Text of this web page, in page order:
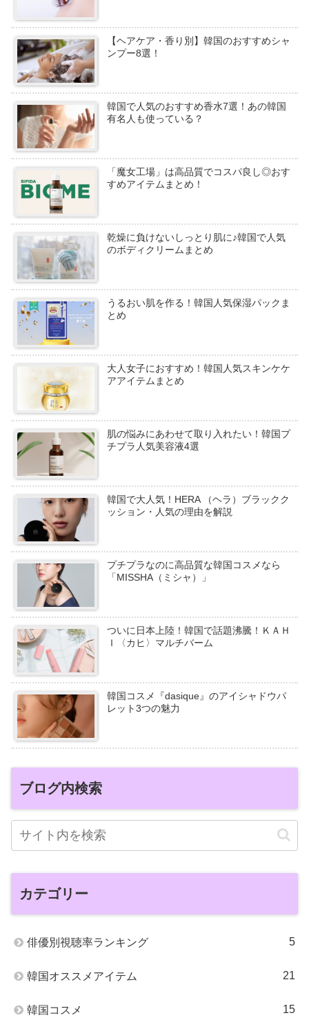
【ヘアケア・香り別】韓国のおすすめシャ
ンプー8選！
韓国で人気のおすすめ香水7選！あの韓国
有名人も使っている？
「魔女工場」は高品質でコスパ良し◎おす
すめアイテムまとめ！
乾燥に負けないしっとり肌に♪韓国で人気
のボディクリームまとめ
うるおい肌を作る！韓国人気保湿パックま
とめ
大人女子におすすめ！韓国人気スキンケケ
アアイテムまとめ
肌の悩みにあわせて取り入れたい！韓国プ
チプラ人気美容液4選
韓国で大人気！HERA （ヘラ）ブラックク
ッション・人気の理由を解説
プチプラなのに高品質な韓国コスメなら
「MISSHA（ミシャ）」
ついに日本上陸！韓国で話題沸騰！ＫＡＨ
Ｉ〈カヒ〉マルチバーム
韓国コスメ『dasique』のアイシャドウパ
レット3つの魅力
ブログ内検索
カテゴリー
俳優別視聴率ランキング 5
韓国オススメアイテム 21
韓国コスメ 15